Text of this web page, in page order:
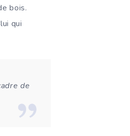
bois.
qui
de